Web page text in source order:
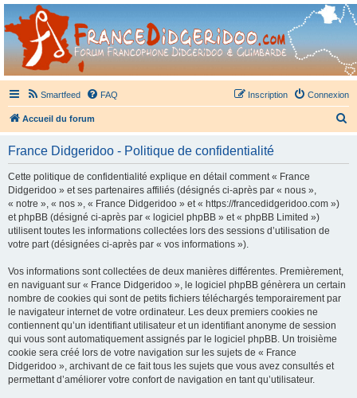
France Didgeridoo
Didgeridoo et Guimbarde sur France Didgeridoo - retrouvez la communauté.
Smartfeed FAQ Connexion
Inscription
Accueil du forum
France Didgeridoo - Politique de confidentialité
Cette politique de confidentialité explique en détail comment « France
Didgeridoo » et ses partenaires affiliés (désignés ci-après par « nous »,
« notre », « nos », « France Didgeridoo » et « https://francedidgeridoo.com »)
et phpBB (désigné ci-après par « logiciel phpBB » et « phpBB Limited »)
utilisent toutes les informations collectées lors des sessions d’utilisation de
votre part (désignées ci-après par « vos informations »).
Vos informations sont collectées de deux manières différentes. Premièrement,
en naviguant sur « France Didgeridoo », le logiciel phpBB génèrera un certain
nombre de cookies qui sont de petits fichiers téléchargés temporairement par
le navigateur internet de votre ordinateur. Les deux premiers cookies ne
contiennent qu’un identifiant utilisateur et un identifiant anonyme de session
qui vous sont automatiquement assignés par le logiciel phpBB. Un troisième
cookie sera créé lors de votre navigation sur les sujets de « France
Didgeridoo », archivant de ce fait tous les sujets que vous avez consultés et
permettant d’améliorer votre confort de navigation en tant qu’utilisateur.